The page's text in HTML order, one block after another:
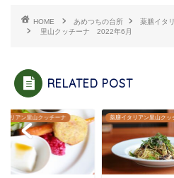
HOME あめつちの台所
薬膳イタ
里山クッチーナ 2022年6月
RELATED POST
薬膳イタリアン里山クッチーナ 薬膳イタリアン里山